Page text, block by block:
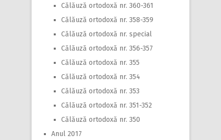
Călăuză ortodoxă nr. 360-361
Călăuză ortodoxă nr. 358-359
Călăuză ortodoxă nr. special
Călăuză ortodoxă nr. 356-357
Călăuză ortodoxă nr. 355
Călăuză ortodoxă nr. 354
Călăuză ortodoxă nr. 353
Călăuză ortodoxă nr. 351-352
Călăuză ortodoxă nr. 350
Anul 2017